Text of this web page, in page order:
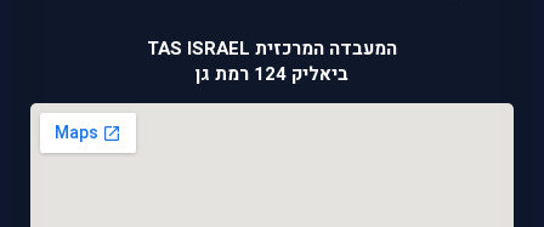
המעבדה המרכזית TAS ISRAEL
ביאליק 124 רמת גן